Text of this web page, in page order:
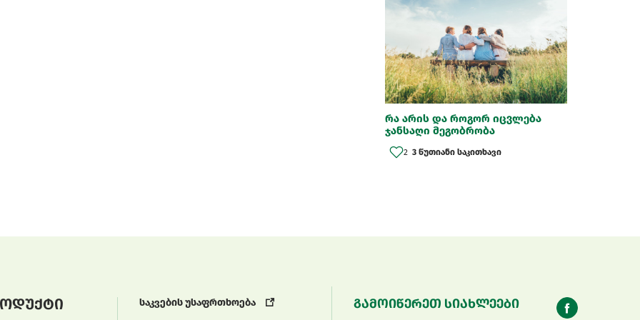
რა არის და როგორ იცვლება
ჯანსაღი მეგობრობა
2 3 წუთიანი საკითხავი
საკვების უსაფრთხოება გამოიწერეთ სიახლეები